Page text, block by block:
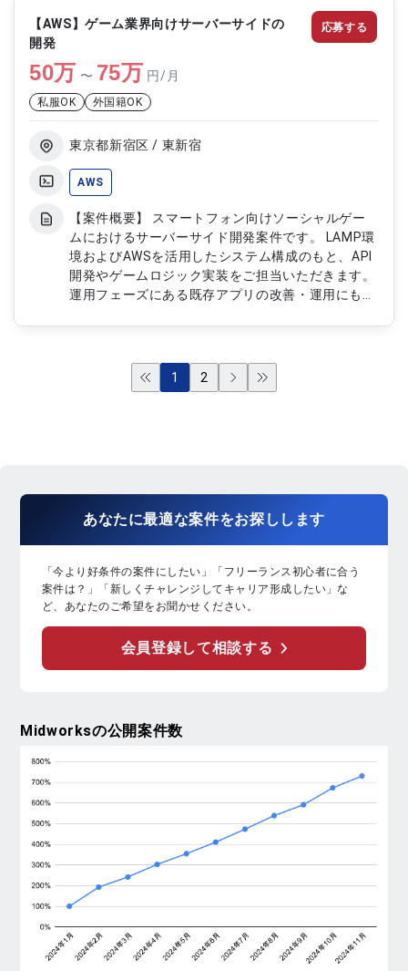
境におけるインフラ設計および構築 ・インフラ環
境の運用および保守対応 ・プログラミング言語を
（チーム連携） ・トラブルシューティングおよび
技術サポート対応
【AWS】ゲーム業界向けサーバーサイドの
開発
50万 〜 75万 円/月
私服OK 外国籍OK
東京都新宿区 / 東新宿
AWS
【案件概要】 スマートフォン向けソーシャルゲー
ムにおけるサーバーサイド開発案件です。 LAMP環
境およびAWSを活用したシステム構成のもと、API
開発やゲームロジック実装をご担当いただきます。
運用フェーズにある既存アプリの改善・運用にも携
バーサイド開発 ・API作成およびゲームロジックの
設計、実装 ・ゲームシステム管理コンソールの設
応募する
1 2
あなたに最適な案件をお探し します
「今より好条件の案件にしたい」「フリーランス初心者に合う
案件は？」「新しくチャレンジしてキャリア形成したい」な
ど、あなたのご希望をお聞かせください。
会員登録して相談する
Midworksの公開案件数